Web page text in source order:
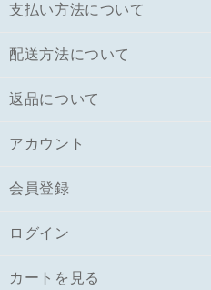
支払い方法について
配送方法について
返品について
アカウント
会員登録
ログイン
カートを見る